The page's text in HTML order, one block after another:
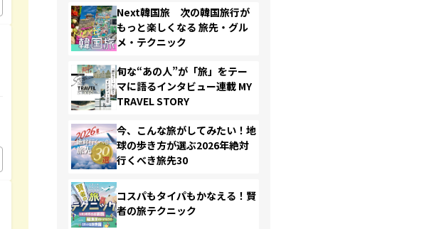
Next韓国旅 次の韓国旅行が
もっと楽しくなる 旅先・グル
メ・テクニック
旬な“あの人”が「旅」をテー
マに語るインタビュー連載 MY
TRAVEL STORY
今、こんな旅がしてみたい！地
球の歩き方が選ぶ2026年絶対
行くべき旅先30
コスパもタイパもかなえる！賢
者の旅テクニック